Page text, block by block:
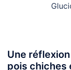
Une
pois chiches